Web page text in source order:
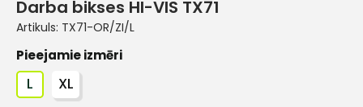
Darba bikses HI-VIS TX71
Artikuls: TX71-OR/ZI/L
Pieejamie izmēri
L XL